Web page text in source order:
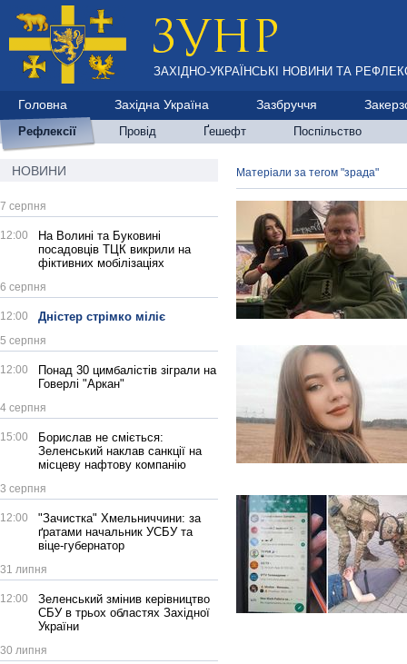
ЗАХІДНО-УКРАЇНСЬКІ НОВИНИ ТА
Головна Західна Україна Зазбруччя
Рефлексії Провід Ґешефт Поспільство
НОВИНИ
7 серпня
12:00
На Волині та Буковині
посадовців ТЦК викрили на
фіктивних мобілізаціях
6 серпня
12:00 Дністер стрімко міліє
5 серпня
12:00
Понад 30 цимбалістів зіграли на
Говерлі "Аркан"
4 серпня
15:00
Борислав не сміється:
Зеленський наклав санкції на
місцеву нафтову компанію
3 серпня
12:00
"Зачистка" Хмельниччини: за
ґратами начальник УСБУ та
віце-губернатор
31 липня
12:00
Зеленський змінив керівництво
СБУ в трьох областях Західної
України
30 липня
Матеріали за тегом "зрада"